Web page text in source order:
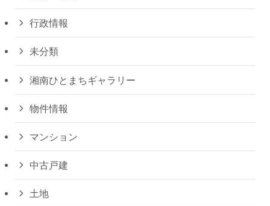
行政情報
未分類
湘南ひとまちギャラリー
物件情報
マンション
中古戸建
土地